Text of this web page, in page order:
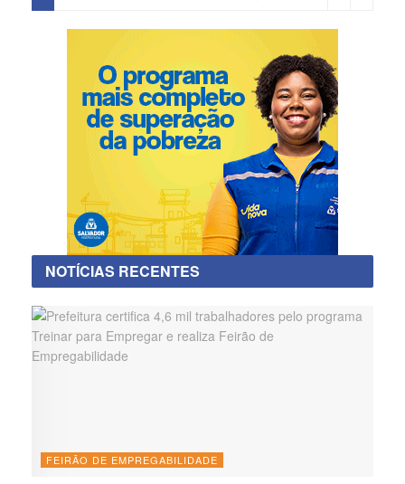
NOTÍCIAS RECENTES
FEIRÃO DE EMPREGABILIDADE